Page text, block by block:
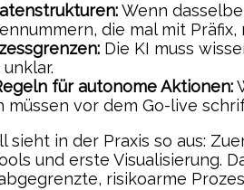
Wenn
die mal mit
Die KI muss
für autonome Aktionen:
müssen vor dem Go-live
sieht in der Praxis so aus:
und erste Visualisierung.
risikoarme